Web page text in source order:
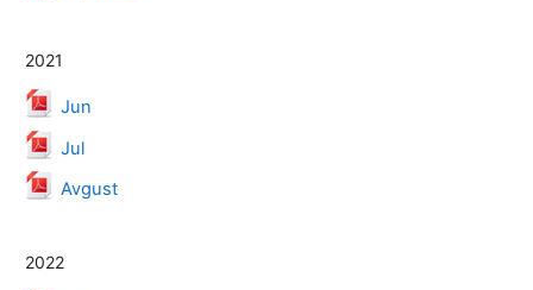
2021
Jun
Datoteka
Jul
Datoteka
Avgust
Datoteka
2022